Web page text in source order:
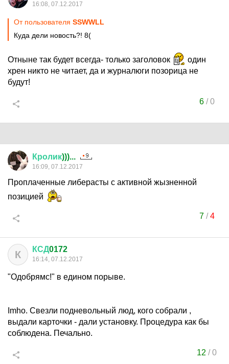
16:08, 07.12.2017
От пользователя SSWWLL
Куда дели новость?! 8(
Отныне так будет всегда- только заголовок
один
хрен никто не читает, да и журналюги позорица не
будут!
6/0
Кролик)))...
16:09, 07.12.2017
Проплаченные либерасты с активной жызненной
позицией
7/4
К КСД0172
16:14, 07.12.2017
"Одобрямс!" в едином порыве.
Imho. Свезли подневольный люд, кого собрали ,
выдали карточки - дали установку. Процедура как бы
соблюдена. Печально.
12 /0